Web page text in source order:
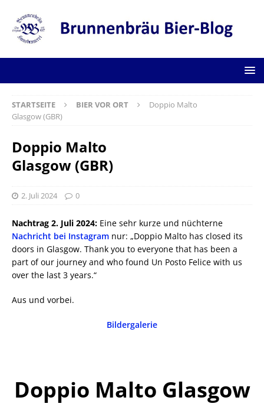
STARTSEITE BIER VOR ORT
Doppio Malto
Glasgow (GBR)
Doppio Malto
Glasgow (GBR)
2. Juli 2024 0
Nachtrag 2. Juli 2024: Eine sehr kurze und nüchterne
Nachricht bei Instagram nur: „Doppio Malto has closed its
doors in Glasgow. Thank you to everyone that has been a
part of our journey and who found Un Posto Felice with us
over the last 3 years.“
Aus und vorbei.
Bildergalerie
Doppio Malto Glasgow